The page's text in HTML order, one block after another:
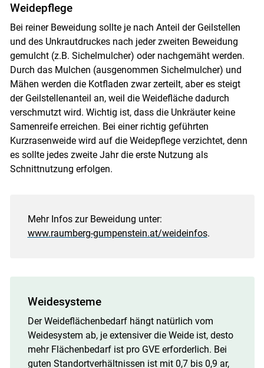
Weidepflege
Bei reiner Beweidung sollte je nach Anteil der Geilstellen
und des Unkrautdruckes nach jeder zweiten Beweidung
gemulcht (z.B. Sichelmulcher) oder nachgemäht werden.
Durch das Mulchen (ausgenommen Sichelmulcher) und
Mähen werden die Kotfladen zwar zerteilt, aber es steigt
der Geilstellenanteil an, weil die Weidefläche dadurch
verschmutzt wird. Wichtig ist, dass die Unkräuter keine
Samenreife erreichen. Bei einer richtig geführten
Kurzrasenweide wird auf die Weidepflege verzichtet, denn
es sollte jedes zweite Jahr die erste Nutzung als
Schnittnutzung erfolgen.
Mehr Infos zur Beweidung unter:
www.raumberg-gumpenstein.at/weideinfos.
Weidesysteme
Der Weideflächenbedarf hängt natürlich vom
Weidesystem ab, je extensiver die Weide ist, desto
mehr Flächenbedarf ist pro GVE erforderlich. Bei
guten Standortverhältnissen ist mit 0,7 bis 0,9 ar,